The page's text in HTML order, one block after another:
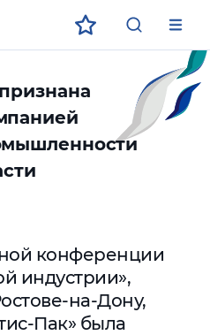
конференции
индустрии»,
на-Дону,
Пак» была